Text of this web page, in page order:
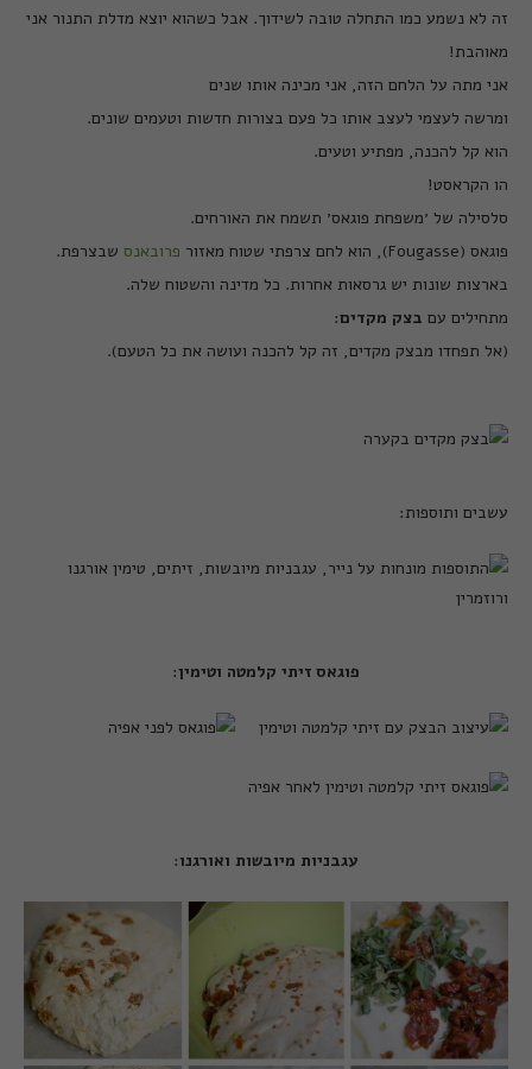
זה לא נשמע כמו התחלה טובה לשידוך. אבל כשהוא יוצא מדלת התנור אני
מאוהבת!
אני מתה על הלחם הזה, אני מכינה אותו שנים
ומרשה לעצמי לעצב אותו כל פעם בצורות חדשות וטעמים שונים.
הוא קל להכנה, מפתיע וטעים.
הו הקראסט!
סלסילה של ׳משפחת פוגאס׳ תשמח את האורחים.
פוגאס (Fougasse), הוא לחם צרפתי שטוח מאזור
פרובאנס שבצרפת.
בארצות שונות יש גרסאות אחרות. כל מדינה והשטוח שלה.
מתחילים עם בצק מקדים:
(אל תפחדו מבצק מקדים, זה קל להכנה ועושה את כל הטעם).
עשבים ותוספות:
פוגאס זיתי קלמטה וטימין:
עגבניות מיובשות ואורגנו: